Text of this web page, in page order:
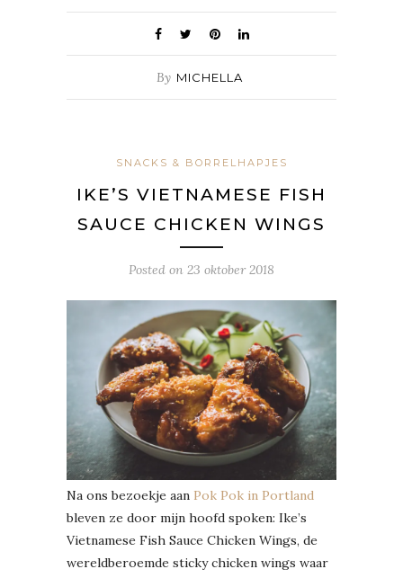
By MICHELLA
SNACKS & BORRELHAPJES
IKE’S VIETNAMESE FISH
SAUCE CHICKEN WINGS
Posted on 23 oktober 2018
Na ons bezoekje aan Pok Pok in Portland
bleven ze door mijn hoofd spoken: Ike’s
Vietnamese Fish Sauce Chicken Wings, de
wereldberoemde sticky chicken wings waar